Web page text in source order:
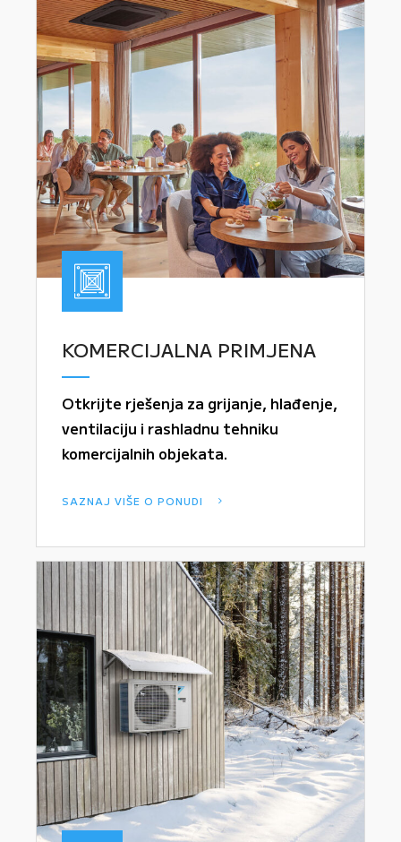
KOMERCIJALNA PRIMJENA
Otkrijte rješenja za grijanje, hlađenje,
ventilaciju i rashladnu tehniku
komercijalnih objekata.
SAZNAJ VIŠE O PONUDI